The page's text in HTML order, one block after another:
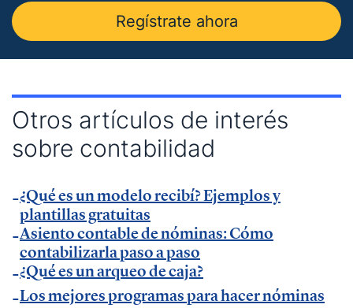
— Entrevista en
— Entrevista en Ideas para tu empresa de
Vodafone.
Método Gallardo.
— Entrevista en KFund
— Entrevista en GestionaRadio.
Marcos De La Cueva en eventos
— Participación como ponente en Accountex
Regístrate ahora
Otros artículos de interés
sobre contabilidad
¿Qué es un modelo recibí? Ejemplos y
plantillas gratuitas
Asiento contable de nóminas: Cómo
contabilizarla paso a paso
¿Qué es un arqueo de caja?
Los mejores programas para hacer nóminas